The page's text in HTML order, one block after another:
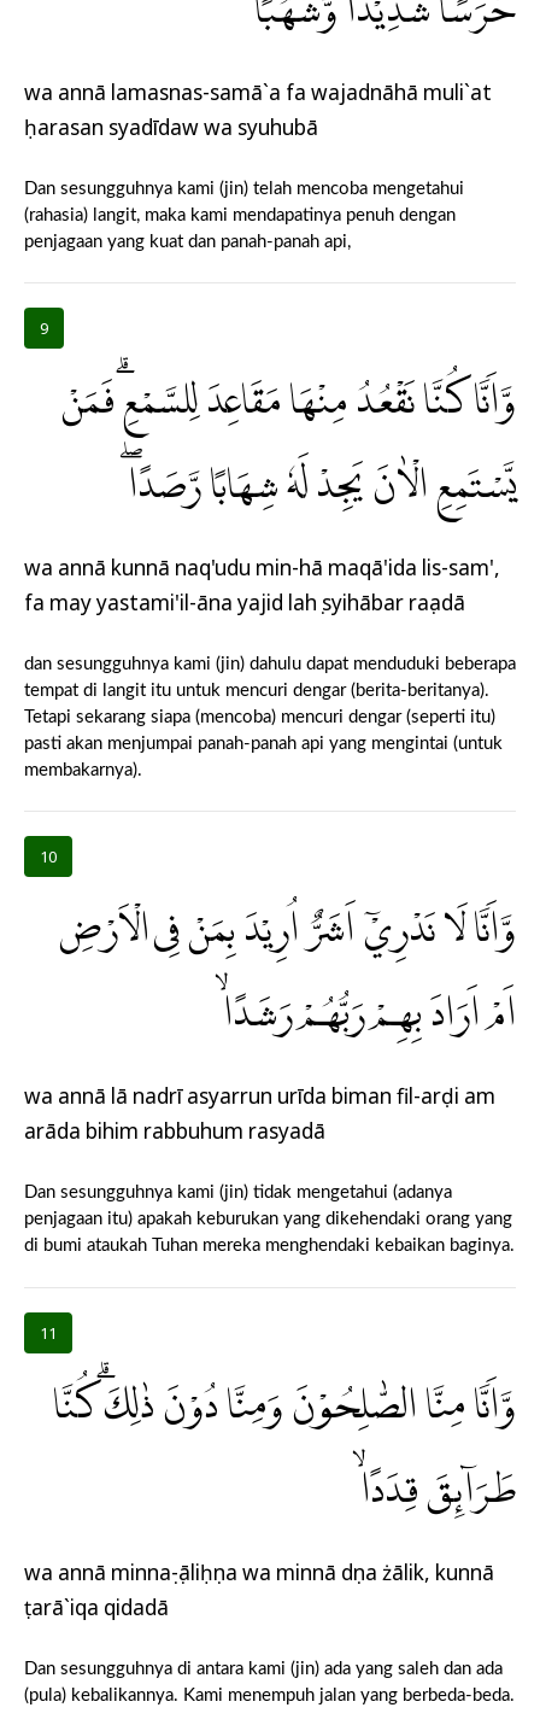
wa annā lamasnas-samā`a fa wajadnāhā muli`at
ḥarasan syadīdaw wa syuhubā
Dan sesungguhnya kami (jin) telah mencoba mengetahui
(rahasia) langit, maka kami mendapatinya penuh dengan
penjagaan yang kuat dan panah-panah api,
9
وَّاَنَّا كُنَّا نَقْعُدُ مِنْهَا مَقَاعِدَ لِلسَّمْعِۗ فَمَنْ
يَّسْتَمِعِ الْاٰنَ يَجِدْ لَهٗ شِهَابًا رَّصَدًاۖ
wa annā kunnā naq'udu min-hā maqā'ida lis-sam',
fa may yastami'il-āna yajid lahụ syihābar raṣadā
dan sesungguhnya kami (jin) dahulu dapat menduduki beberapa
tempat di langit itu untuk mencuri dengar (berita-beritanya).
Tetapi sekarang siapa (mencoba) mencuri dengar (seperti itu)
pasti akan menjumpai panah-panah api yang mengintai (untuk
membakarnya).
10
وَّاَنَّا لَا نَدْرِيْٓ اَشَرٌّ اُرِيْدَ بِمَنْ فِى الْاَرْضِ
اَمْ اَرَادَ بِهِمْ رَبُّهُمْ رَشَدًاۙ
wa annā lā nadrī asyarrun urīda biman fil-arḍi am
arāda bihim rabbuhum rasyadā
Dan sesungguhnya kami (jin) tidak mengetahui (adanya
penjagaan itu) apakah keburukan yang dikehendaki orang yang
di bumi ataukah Tuhan mereka menghendaki kebaikan baginya.
11
وَّاَنَّا مِنَّا الصّٰلِحُوْنَ وَمِنَّا دُوْنَ ذٰلِكَۗ كُنَّا
طَرَاۤىِٕقَ قِدَدًاۙ
wa annā minnaṣ-ṣāliḥụna wa minnā dụna żālik, kunnā
ṭarā`iqa qidadā
Dan sesungguhnya di antara kami (jin) ada yang saleh dan ada
(pula) kebalikannya. Kami menempuh jalan yang berbeda-beda.